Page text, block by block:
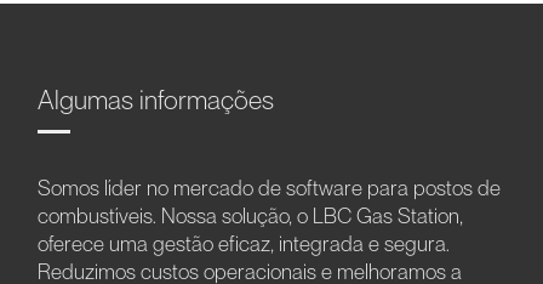
Algumas informações
Somos líder no mercado de software para postos de
combustíveis. Nossa solução, o LBC Gas Station,
oferece uma gestão eficaz, integrada e segura.
Reduzimos custos operacionais e melhoramos a